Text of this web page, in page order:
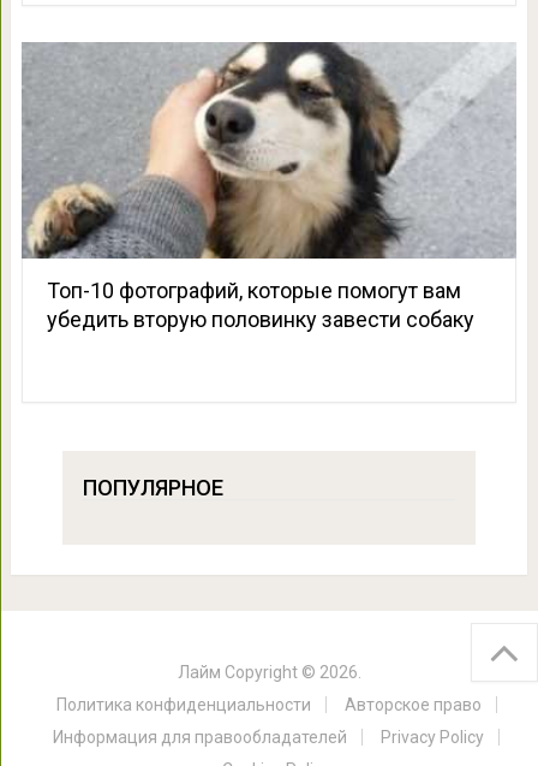
Топ-10 фотографий, которые помогут вам
убедить вторую половинку завести собаку
ПОПУЛЯРНОЕ
Лайм Copyright © 2026.
Политика конфиденциальности
Авторское право
Информация для правообладателей
Privacy Policy